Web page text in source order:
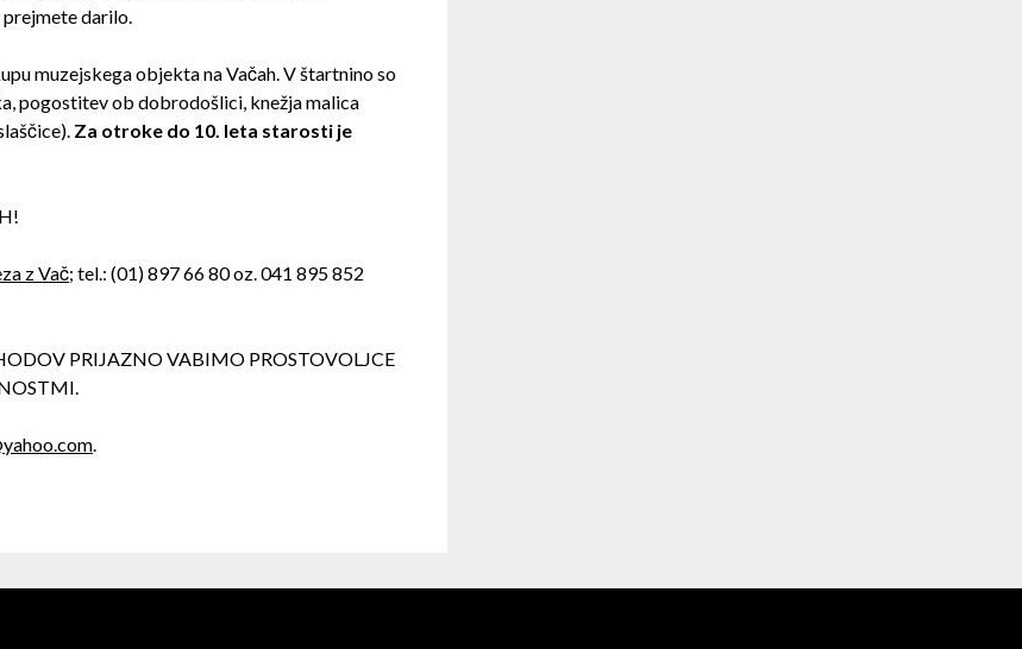
darilo.
muzejskega objekta na Vačah. V štartnino so
pogostitev ob dobrodošlici, knežja malica
Za otroke do 10. leta starosti je
z Vač; tel.: (01) 897 66 80 oz. 041 895 852
PRIJAZNO VABIMO PROSTOVOLJCE
.